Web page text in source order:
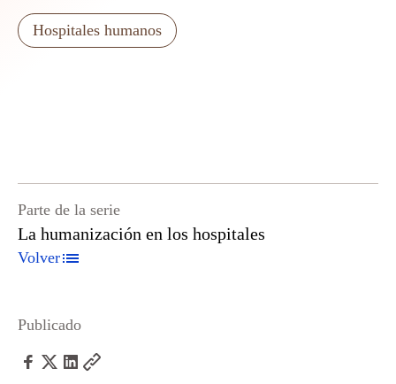
Hospitales humanos
Parte de la serie
La humanización en los hospitales
Volver
Publicado